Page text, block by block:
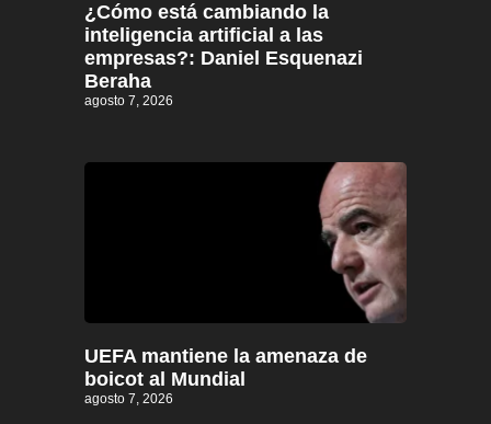
¿Cómo está cambiando la
inteligencia artificial a las
empresas?: Daniel Esquenazi
Beraha
agosto 7, 2026
UEFA mantiene la amenaza de
boicot al Mundial
agosto 7, 2026